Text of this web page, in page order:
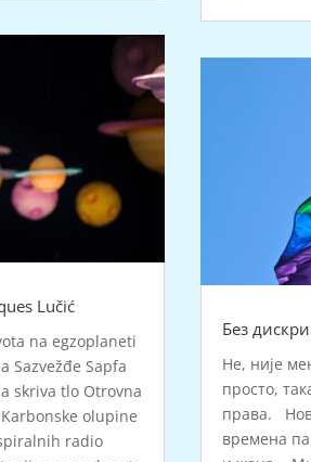
Lučić
na egzoplaneti
Sazvežđe Sapfa
skriva tlo Otrovna
olupine
radio
Без
Не, није
просто,
права.
времена па